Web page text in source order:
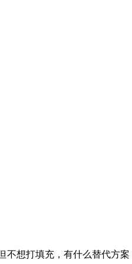
不想打填充，有什么替代方案